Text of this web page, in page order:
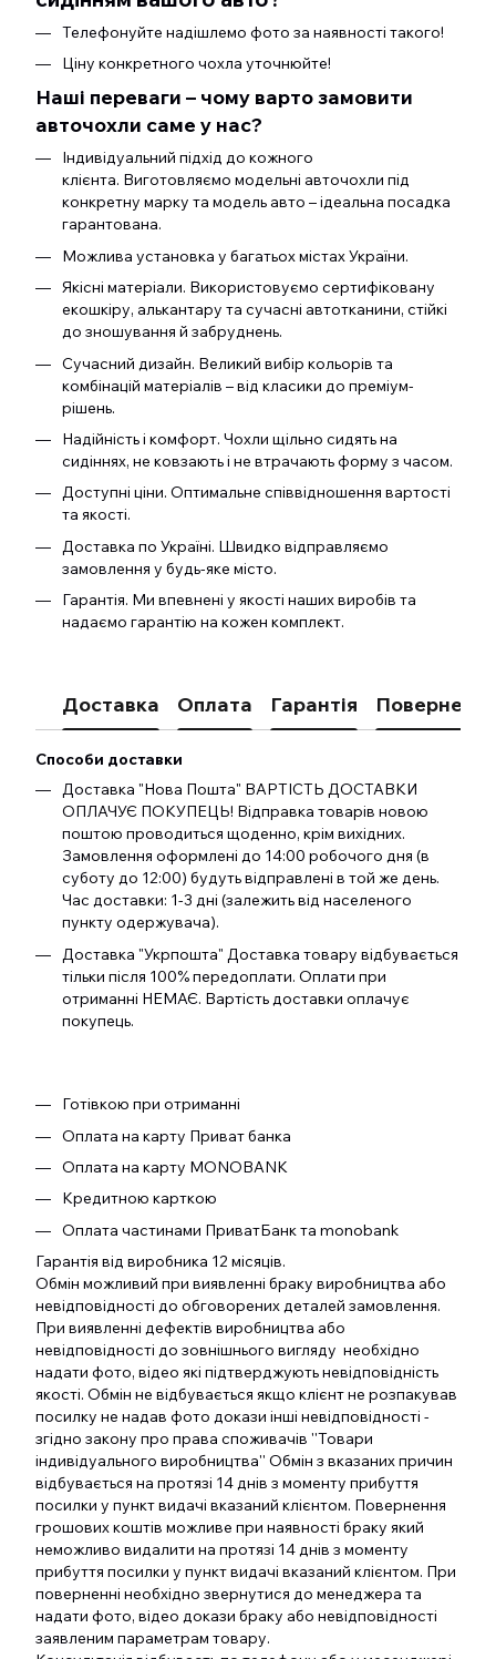
Телефонуйте надішлемо фото за наявності такого!
Ціну конкретного чохла уточнюйте!
Наші переваги – чому варто замовити
авточохли саме у нас?
Індивідуальний підхід до кожного
клієнта. Виготовляємо модельні авточохли під
конкретну марку та модель авто – ідеальна посадка
гарантована.
Можлива установка у багатьох містах України.
Якісні матеріали. Використовуємо сертифіковану
екошкіру, алькантару та сучасні автотканини, стійкі
до зношування й забруднень.
Сучасний дизайн. Великий вибір кольорів та
комбінацій матеріалів – від класики до преміум-
рішень.
Надійність і комфорт. Чохли щільно сидять на
сидіннях, не ковзають і не втрачають форму з часом.
Доступні ціни. Оптимальне співвідношення вартості
та якості.
Доставка по Україні. Швидко відправляємо
замовлення у будь-яке місто.
Гарантія. Ми впевнені у якості наших виробів та
надаємо гарантію на кожен комплект.
Доставка Оплата Гарантія
Способи доставки
Доставка "Нова Пошта" ВАРТІСТЬ ДОСТАВКИ
ОПЛАЧУЄ ПОКУПЕЦЬ! Відправка товарів новою
поштою проводиться щоденно, крім вихідних.
Замовлення оформлені до 14:00 робочого дня (в
суботу до 12:00) будуть відправлені в той же день.
Час доставки: 1-3 дні (залежить від населеного
пункту одержувача).
Доставка "Укрпошта" Доставка товару відбувається
тільки після 100% передоплати. Оплати при
отриманні НЕМАЄ. Вартість доставки оплачує
покупець.
Готівкою при отриманні
Оплата на карту Приват банка
Оплата на карту MONOBANK
Кредитною карткою
Оплата частинами ПриватБанк та monobank
Гарантія від виробника 12 місяців.
Обмін можливий при виявленні браку виробництва або
невідповідності до обговорених деталей замовлення.
При виявленні дефектів виробництва або
невідповідності до зовнішнього вигляду необхідно
надати фото, відео які підтверджують невідповідність
якості. Обмін не відбувається якщо клієнт не розпакував
посилку не надав фото докази інші невідповідності -
згідно закону про права споживачів ''Товари
індивідуального виробництва'' Обмін з вказаних причин
відбувається на протязі 14 днів з моменту прибуття
посилки у пункт видачі вказаний клієнтом. Повернення
грошових коштів можливе при наявності браку який
неможливо видалити на протязі 14 днів з моменту
прибуття посилки у пункт видачі вказаний клієнтом. При
поверненні необхідно звернутися до менеджера та
надати фото, відео докази браку або невідповідності
заявленим параметрам товару.